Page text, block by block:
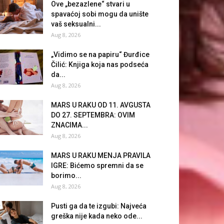
Ove „bezazlene“ stvari u
spavaćoj sobi mogu da unište
vaš seksualni...
Aug 8, 2026
„Vidimo se na papiru“ Đurđice
Čilić: Knjiga koja nas podseća
da...
Aug 8, 2026
MARS U RAKU OD 11. AVGUSTA
DO 27. SEPTEMBRA: OVIM
ZNACIMA...
Aug 8, 2026
MARS U RAKU MENJA PRAVILA
IGRE: Bićemo spremni da se
borimo...
Aug 8, 2026
Pusti ga da te izgubi: Najveća
greška nije kada neko ode...